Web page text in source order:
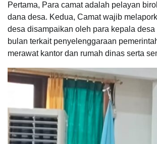
Pertama, Para camat adalah pelayan
dana desa. Kedua, Camat wajib
desa disampaikan oleh para kepala
bulan terkait penyelenggaraan
merawat kantor dan rumah dinas serta